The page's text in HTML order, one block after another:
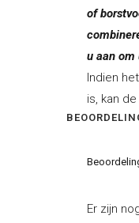
of
u aan om
Indien
is, kan
Er zijn